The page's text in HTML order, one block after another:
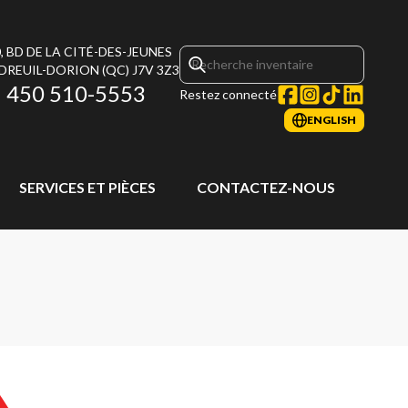
BD DE LA CITÉ-DES-JEUNES
DORION (QC) J7V 3Z3
450 510-5553 Restez connecté
ENGLISH
SERVICES ET PIÈCES CONTACTEZ-NOUS